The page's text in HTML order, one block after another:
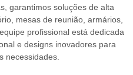
garantimos soluções de alta
mesas de reunião, armários,
profissional está dedicada
e designs inovadores para
necessidades.